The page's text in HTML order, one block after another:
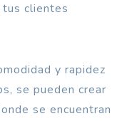
tus clientes
y rapidez
se pueden crear
se encuentran